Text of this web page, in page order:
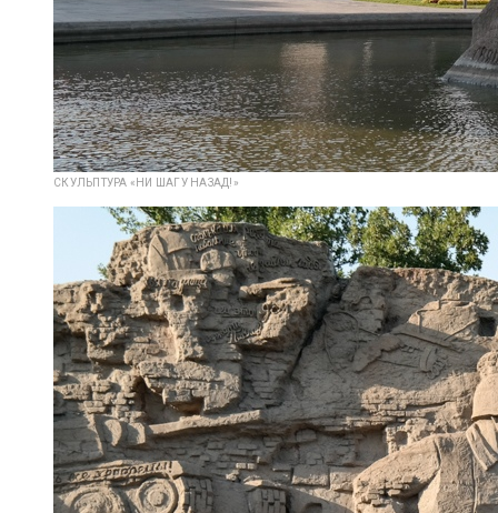
СКУЛЬПТУРА «НИ ШАГУ НАЗАД!»